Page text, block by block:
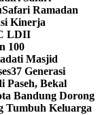
Safari Ramadan
Kinerja
LDII
100
Masjid
37 Generasi
Bekal
Bandung Dorong
Tumbuh Keluarga